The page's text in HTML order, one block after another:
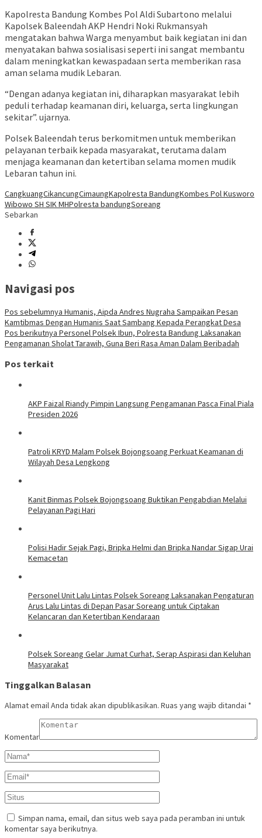
Kapolresta Bandung Kombes Pol Aldi Subartono melalui
Kapolsek Baleendah AKP Hendri Noki Rukmansyah
mengatakan bahwa Warga menyambut baik kegiatan ini dan
menyatakan bahwa sosialisasi seperti ini sangat membantu
dalam meningkatkan kewaspadaan serta memberikan rasa
aman selama mudik Lebaran.
“Dengan adanya kegiatan ini, diharapkan masyarakat lebih
peduli terhadap keamanan diri, keluarga, serta lingkungan
sekitar”. ujarnya.
Polsek Baleendah terus berkomitmen untuk memberikan
pelayanan terbaik kepada masyarakat, terutama dalam
menjaga keamanan dan ketertiban selama momen mudik
Lebaran tahun ini.
CangkuangCikancungCimaungKapolresta BandungKombes Pol Kusworo
Wibowo SH SIK MHPolresta bandungSoreang
Sebarkan
Navigasi pos
Pos sebelumnya Humanis, Aipda Andres Nugraha Sampaikan Pesan
Kamtibmas Dengan Humanis Saat Sambang Kepada Perangkat Desa
Pos berikutnya Personel Polsek Ibun, Polresta Bandung Laksanakan
Pengamanan Sholat Tarawih, Guna Beri Rasa Aman Dalam Beribadah
Pos terkait
AKP Faizal Riandy Pimpin Langsung Pengamanan Pasca Final Piala
Presiden 2026
Patroli KRYD Malam Polsek Bojongsoang Perkuat Keamanan di
Wilayah Desa Lengkong
Kanit Binmas Polsek Bojongsoang Buktikan Pengabdian Melalui
Pelayanan Pagi Hari
Polisi Hadir Sejak Pagi, Bripka Helmi dan Bripka Nandar Sigap Urai
Kemacetan
Personel Unit Lalu Lintas Polsek Soreang Laksanakan Pengaturan
Arus Lalu Lintas di Depan Pasar Soreang untuk Ciptakan
Kelancaran dan Ketertiban Kendaraan
Polsek Soreang Gelar Jumat Curhat, Serap Aspirasi dan Keluhan
Masyarakat
Tinggalkan Balasan
Alamat email Anda tidak akan dipublikasikan. Ruas yang wajib ditandai *
Komentar
Simpan nama, email, dan situs web saya pada peramban ini untuk
komentar saya berikutnya.